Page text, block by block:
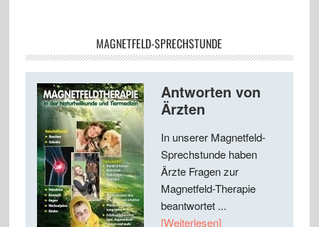
MAGNETFELD-SPRECHSTUNDE
Antworten von
Ärzten
In unserer Magnetfeld-
Sprechstunde haben
Ärzte Fragen zur
Magnetfeld-Therapie
beantwortet ...
[Weiterlesen]